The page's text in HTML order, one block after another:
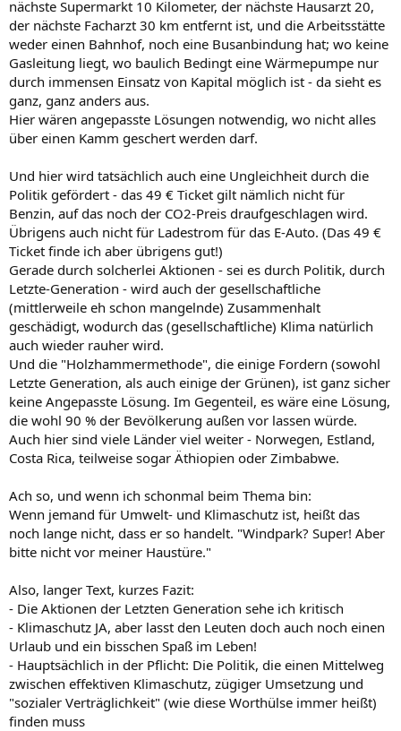
nächste Supermarkt 10 Kilometer, der nächste Hausarzt 20,
der nächste Facharzt 30 km entfernt ist, und die Arbeitsstätte
weder einen Bahnhof, noch eine Busanbindung hat; wo keine
Gasleitung liegt, wo baulich Bedingt eine Wärmepumpe nur
durch immensen Einsatz von Kapital möglich ist - da sieht es
ganz, ganz anders aus.
Hier wären angepasste Lösungen notwendig, wo nicht alles
über einen Kamm geschert werden darf.
Und hier wird tatsächlich auch eine Ungleichheit durch die
Politik gefördert - das 49 € Ticket gilt nämlich nicht für
Benzin, auf das noch der CO2-Preis draufgeschlagen wird.
Übrigens auch nicht für Ladestrom für das E-Auto. (Das 49 €
Ticket finde ich aber übrigens gut!)
Gerade durch solcherlei Aktionen - sei es durch Politik, durch
Letzte-Generation - wird auch der gesellschaftliche
(mittlerweile eh schon mangelnde) Zusammenhalt
geschädigt, wodurch das (gesellschaftliche) Klima natürlich
auch wieder rauher wird.
Und die "Holzhammermethode", die einige Fordern (sowohl
Letzte Generation, als auch einige der Grünen), ist ganz sicher
keine Angepasste Lösung. Im Gegenteil, es wäre eine Lösung,
die wohl 90 % der Bevölkerung außen vor lassen würde.
Auch hier sind viele Länder viel weiter - Norwegen, Estland,
Costa Rica, teilweise sogar Äthiopien oder Zimbabwe.
Ach so, und wenn ich schonmal beim Thema bin:
Wenn jemand für Umwelt- und Klimaschutz ist, heißt das
noch lange nicht, dass er so handelt. "Windpark? Super! Aber
bitte nicht vor meiner Haustüre."
Also, langer Text, kurzes Fazit:
- Die Aktionen der Letzten Generation sehe ich kritisch
- Klimaschutz JA, aber lasst den Leuten doch auch noch einen
Urlaub und ein bisschen Spaß im Leben!
- Hauptsächlich in der Pflicht: Die Politik, die einen Mittelweg
zwischen effektiven Klimaschutz, zügiger Umsetzung und
"sozialer Verträglichkeit" (wie diese Worthülse immer heißt)
finden muss